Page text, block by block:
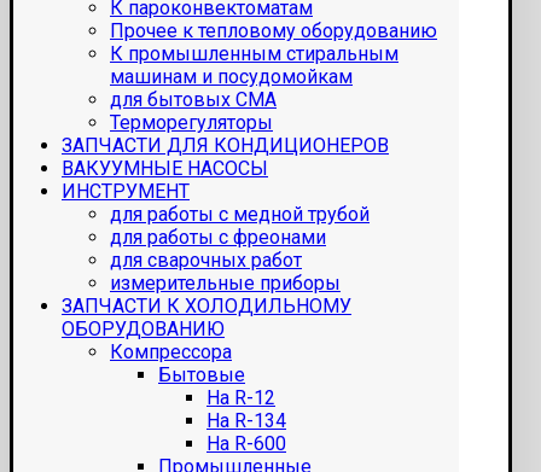
К пароконвектоматам
Прочее к тепловому оборудованию
К промышленным стиральным
машинам и посудомойкам
для бытовых СМА
Терморегуляторы
ЗАПЧАСТИ ДЛЯ КОНДИЦИОНЕРОВ
ВАКУУМНЫЕ НАСОСЫ
ИНСТРУМЕНТ
для работы с медной трубой
для работы с фреонами
для сварочных работ
измерительные приборы
ЗАПЧАСТИ К ХОЛОДИЛЬНОМУ
ОБОРУДОВАНИЮ
Компрессора
Бытовые
На R-12
На R-134
На R-600
Промышленные